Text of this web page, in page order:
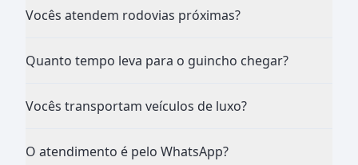
Vocês atendem rodovias próximas?
Quanto tempo leva para o guincho chegar?
Vocês transportam veículos de luxo?
O atendimento é pelo WhatsApp?